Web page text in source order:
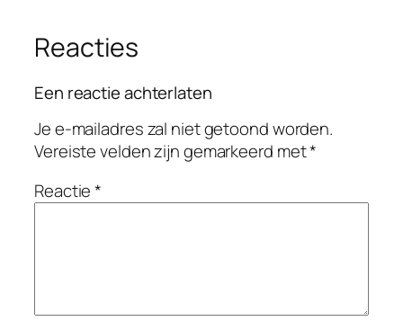
Reacties
Een reactie achterlaten
Je e-mailadres zal niet getoond worden.
Vereiste velden zijn gemarkeerd met*
Reactie*